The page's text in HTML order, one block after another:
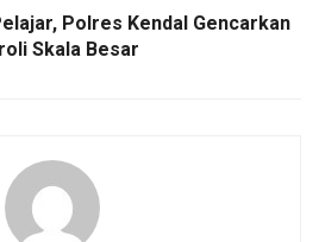
Polres Kendal Gencarkan
Skala Besar